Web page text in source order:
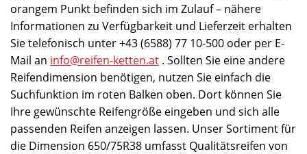
orangem Punkt befinden sich im Zulauf – nähere
Informationen zu Verfügbarkeit und Lieferzeit erhalten
Sie telefonisch unter +43 (6588) 77 10-500 oder per E-
Mail an info@reifen-ketten.at . Sollten Sie eine andere
Reifendimension benötigen, nutzen Sie einfach die
Suchfunktion im roten Balken oben. Dort können Sie
Ihre gewünschte Reifengröße eingeben und sich alle
passenden Reifen anzeigen lassen. Unser Sortiment für
die Dimension 650/75R38 umfasst Qualitätsreifen von